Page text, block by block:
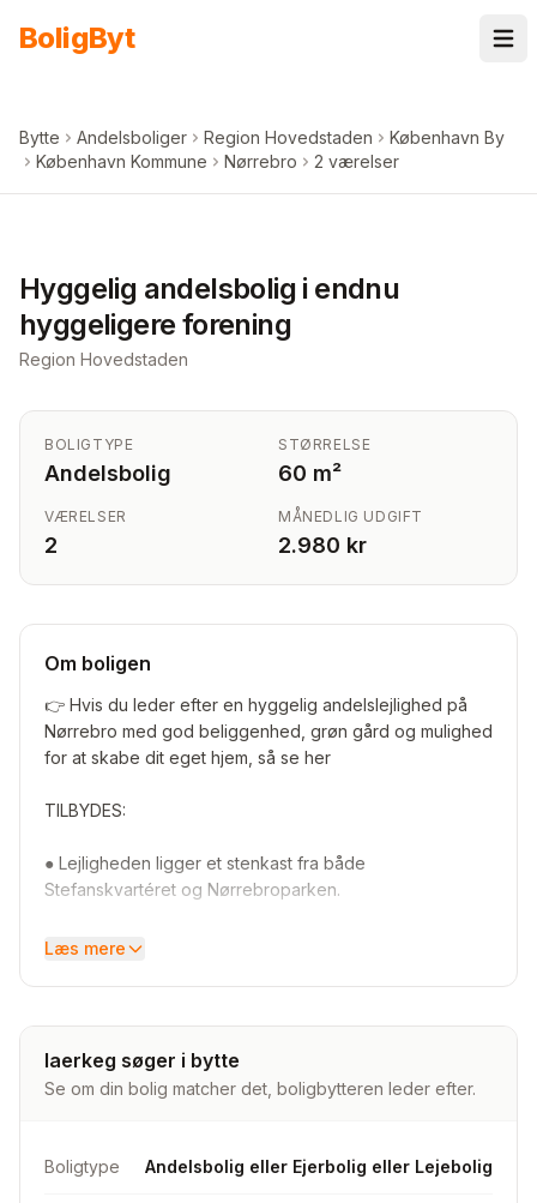
BoligByt
Bytte Andelsboliger Region Hovedstaden
København By
København Kommune
Nørrebro 2 værelser
Hyggelig andelsbolig i endnu
hyggeligere forening
Region Hovedstaden
BOLIGTYPE
Andelsbolig
STØRRELSE
60 m²
VÆRELSER
2
MÅNEDLIG UDGIFT
2.980 kr
Om boligen
👉 Hvis du leder efter en hyggelig andelslejlighed på
Nørrebro med god beliggenhed, grøn gård og mulighed
for at skabe dit eget hjem, så se her
TILBYDES:
● Lejligheden ligger et stenkast fra både
Stefanskvartéret og Nørrebroparken.
● Nørrebro Station ca. 600 meter fra hoveddøren.
● Del af en sund og veldrevet andelsforening, med god
naboskab
grillområder.
Læs mere
laerkeg søger i bytte
Se om din bolig matcher det, boligbytteren leder efter.
Boligtype Andelsbolig eller Ejerbolig eller Lejebolig